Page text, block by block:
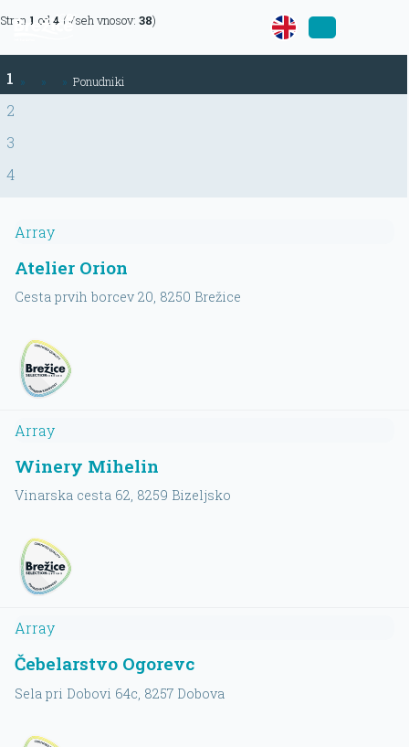
» » » Ponudniki
Stran 1 od 4 (Vseh vnosov: 38)
1
2
3
4
Array
Atelier Orion
Cesta prvih borcev 20, 8250 Brežice
Array
Winery Mihelin
Vinarska cesta 62, 8259 Bizeljsko
Array
Čebelarstvo Ogorevc
Sela pri Dobovi 64c, 8257 Dobova